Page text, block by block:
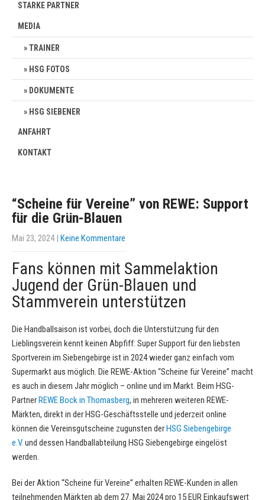
STARKE PARTNER
MEDIA
TRAINER
HSG FOTOS
DOKUMENTE
HSG SIEBENER
ANFAHRT
KONTAKT
“Scheine für Vereine” von REWE: Support
für die Grün-Blauen
Mai 23, 2024| Keine Kommentare
Fans können mit Sammelaktion
Jugend der Grün-Blauen und
Stammverein unterstützen
Die Handballsaison ist vorbei, doch die Unterstützung für den
Lieblingsverein kennt keinen Abpfiff: Super Support für den liebsten
Sportverein im Siebengebirge ist in 2024 wieder ganz einfach vom
Supermarkt aus möglich. Die REWE-Aktion “Scheine für Vereine” macht
es auch in diesem Jahr möglich – online und im Markt. Beim HSG-
PartnerREWE Bock in Thomasberg, in mehreren weiteren REWE-
Märkten, direkt in der HSG-Geschäftsstelle und jederzeit online
können die Vereinsgutscheine zugunsten derHSG Siebengebirge
e.V. und dessen Handballabteilung HSG Siebengebirge eingelöst
werden.
Bei der Aktion “Scheine für Vereine” erhalten REWE-Kunden in allen
teilnehmenden Märkten ab dem 27. Mai 2024 pro 15 EUR Einkaufswert